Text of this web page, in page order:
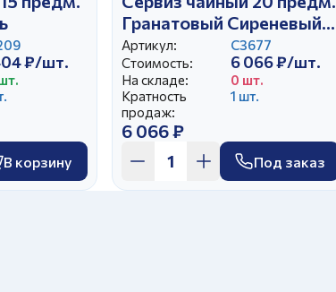
₽/шт.
В корзину
Гранатовый Сиреневый
букет
Артикул:
С3677
Стоимость:
6 066 ₽/шт.
На складе:
0 шт.
Кратность
продаж:
1 шт.
6 066 ₽
Под заказ